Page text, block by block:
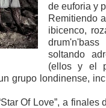
de euforia y
Remitiendo
ibicenco,
soltando
(ellos y el
grupo londinense,
Of Love”, a finales